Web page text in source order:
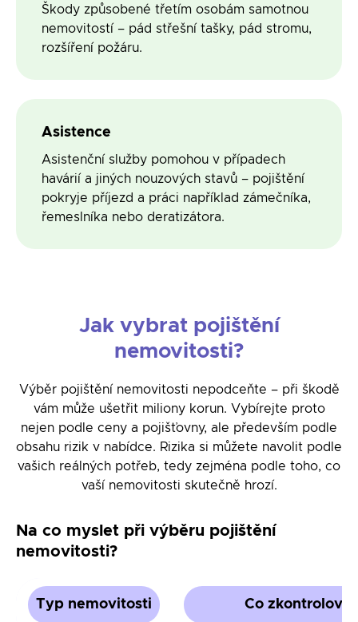
Škody způsobené třetím osobám samotnou
nemovitostí – pád střešní tašky, pád stromu,
rozšíření požáru.
Asistence
Asistenční služby pomohou v případech
havárií a jiných nouzových stavů – pojištění
pokryje příjezd a práci například zámečníka,
řemeslníka nebo deratizátora.
Jak vybrat pojištění
nemovitosti?
Výběr pojištění nemovitosti nepodceňte – při škodě
vám může ušetřit miliony korun. Vybírejte proto
nejen podle ceny a pojišťovny, ale především podle
obsahu rizik v nabídce. Rizika si můžete navolit podle
vašich reálných potřeb, tedy zejména podle toho, co
vaší nemovitosti skutečně hrozí.
Na co myslet při výběru pojištění
nemovitosti?
Typ nemovitosti Co